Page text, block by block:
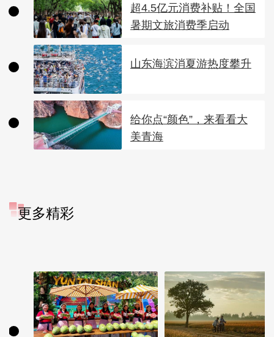
超4.5亿元消费补贴！全国
暑期文旅消费季启动
山东海滨消夏游热度攀升
给你点“颜色”，来看看大
美青海
更多精彩